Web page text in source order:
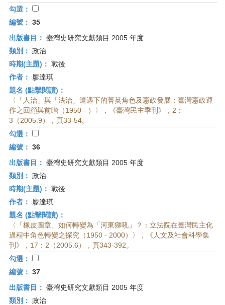
勾選：
編號： 35
出版書目： 臺灣史研究文獻類目 2005 年度
類別： 政治
時期(主題)： 戰後
作者：
廖達琪
題名 (點擊閱讀)：
〈「人治」與「法治」遭遇下的菁英角色及憲政發展：臺灣憲政運
作之回顧與前瞻（1950 - ）〉，《臺灣民主季刊》，2：
3（2005.9），頁33-54。
勾選：
編號： 36
出版書目： 臺灣史研究文獻類目 2005 年度
類別： 政治
時期(主題)： 戰後
作者：
廖達琪
題名 (點擊閱讀)：
〈「橡皮圖章」如何轉變為「河東獅吼」？：立法院在臺灣民主化
過程中角色轉變之探究（1950 - 2000）〉，《人文及社會科學集
刊》，17：2（2005.6），頁343-392。
勾選：
編號： 37
出版書目： 臺灣史研究文獻類目 2005 年度
類別： 政治